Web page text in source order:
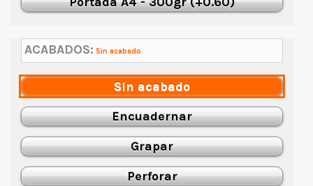
ACABADOS: Sin acabado
Sin acabado
Encuadernar
Grapar
Perforar